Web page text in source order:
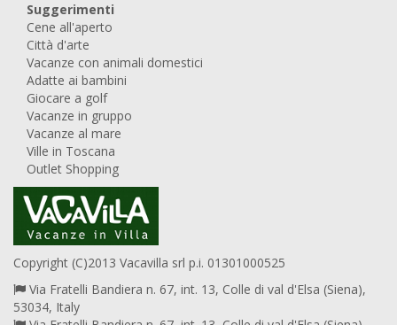
Suggerimenti
Cene all'aperto
Città d'arte
Vacanze con animali domestici
Adatte ai bambini
Giocare a golf
Vacanze in gruppo
Vacanze al mare
Ville in Toscana
Outlet Shopping
Copyright (C)2013 Vacavilla srl p.i. 01301000525
Via Fratelli Bandiera n. 67, int. 13, Colle di val d'Elsa (Siena),
53034, Italy